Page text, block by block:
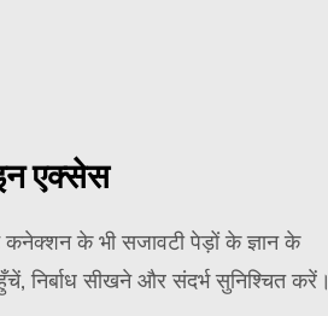
एक्सेस
कनेक्शन के भी सजावटी पेड़ों के ज्ञान के
निर्बाध सीखने और संदर्भ सुनिश्चित करें।